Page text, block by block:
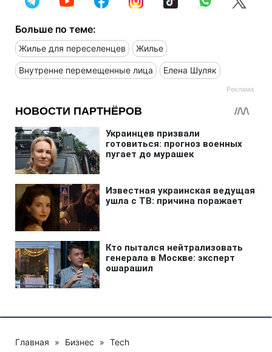
Больше по теме:
Жилье для переселенцев Жилье
Внутренне перемещенные лица Елена Шуляк
Главная » Бизнес » Tech